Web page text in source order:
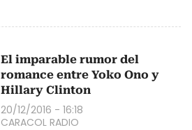
El imparable rumor del
romance entre Yoko Ono y
Hillary Clinton
20/12/2016 - 16:18
CARACOL RADIO